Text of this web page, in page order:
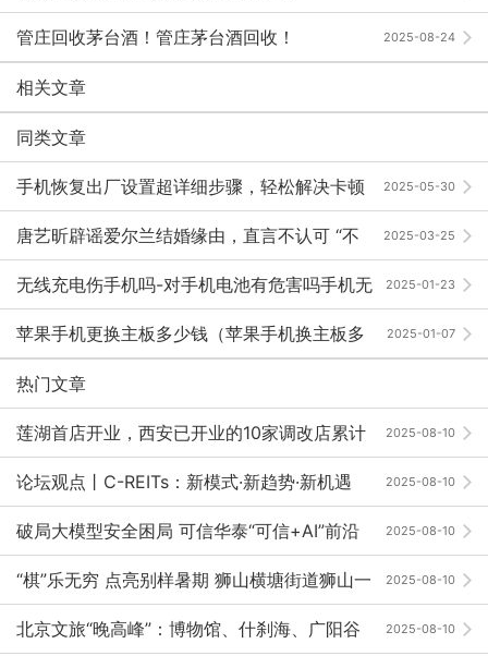
2025-08-24
管庄回收茅台酒！管庄茅台酒回收！
相关文章
同类文章
2025-05-30
手机恢复出厂设置超详细步骤，轻松解决卡顿
与错误问题手机恢复出厂设置后怎么还原数据「手机恢复
出厂设置超详细步骤，轻松解决卡顿与错误问题」
2025-03-25
唐艺昕辟谣爱尔兰结婚缘由，直言不认可 “不
离婚” 规定！ 2025-01-23
无线充电伤手机吗-对手机电池有危害吗手机无
线充电「无线充电伤手机吗-对手机电池有危害吗」2025-01-07
苹果手机更换主板多少钱（苹果手机换主板多
少钱？）
热门文章
2025-08-10
莲湖首店开业，西安已开业的10家调改店累计
客流近750万人次 2025-08-10
论坛观点丨C-REITs：新模式·新趋势·新机遇
2025-08-10
破局大模型安全困局 可信华泰“可信+AI”前沿
成果亮相ISC.AI 2025 2025-08-10
“棋”乐无穷 点亮别样暑期 狮山横塘街道狮山一
社区零基础围棋课正式开班 2025-08-10
北京文旅“晚高峰”：博物馆、什刹海、广阳谷